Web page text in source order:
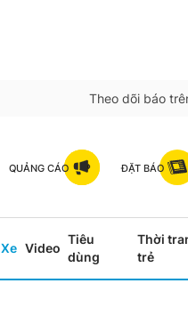
Theo dõi báo
QUẢNG CÁO ĐẶT BÁO
Xe Video
Tiêu
dùng
Thời
trẻ